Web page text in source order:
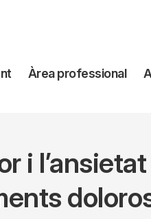
Àrea professional
i